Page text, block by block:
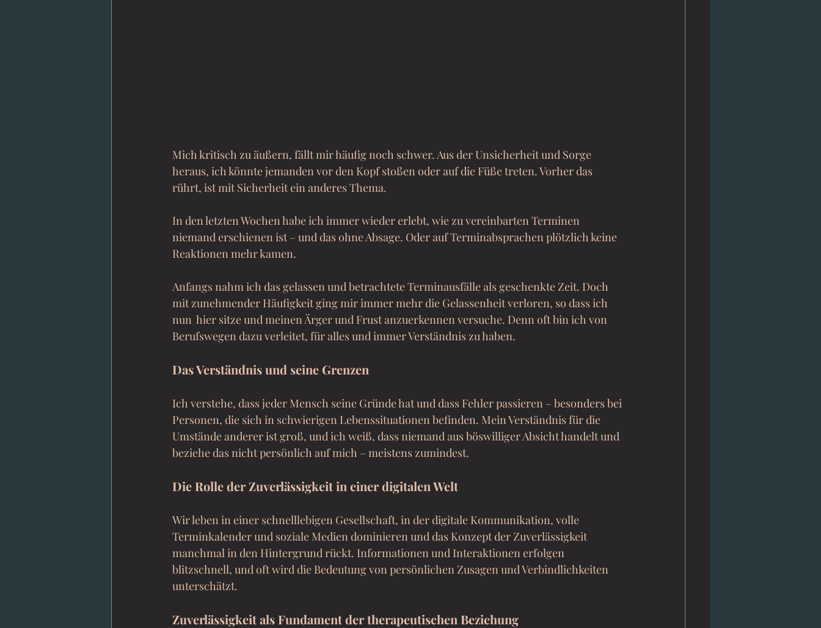
Mich kritisch zu äußern, fällt mir häufig noch schwer. Aus der Unsicherheit und Sorge
heraus, ich könnte jemanden vor den Kopf stoßen oder auf die Füße treten. Vorher das
rührt, ist mit Sicherheit ein anderes Thema.
In den letzten Wochen habe ich immer wieder erlebt, wie zu vereinbarten Terminen
niemand erschienen ist – und das ohne Absage. Oder auf Terminabsprachen plötzlich keine
Reaktionen mehr kamen.
Anfangs nahm ich das gelassen und betrachtete Terminausfälle als geschenkte Zeit. Doch
mit zunehmender Häufigkeit ging mir immer mehr die Gelassenheit verloren, so dass ich
nun  hier sitze und meinen Ärger und Frust anzuerkennen versuche. Denn oft bin ich von
Berufswegen dazu verleitet, für alles und immer Verständnis zu haben.
Das Verständnis und seine Grenzen
Ich verstehe, dass jeder Mensch seine Gründe hat und dass Fehler passieren – besonders bei
Personen, die sich in schwierigen Lebenssituationen befinden. Mein Verständnis für die
Umstände anderer ist groß, und ich weiß, dass niemand aus böswilliger Absicht handelt und
beziehe das nicht persönlich auf mich – meistens zumindest.
Die Rolle der Zuverlässigkeit in einer digitalen Welt
Wir leben in einer schnelllebigen Gesellschaft, in der digitale Kommunikation, volle
Terminkalender und soziale Medien dominieren und das Konzept der Zuverlässigkeit
manchmal in den Hintergrund rückt. Informationen und Interaktionen erfolgen
blitzschnell, und oft wird die Bedeutung von persönlichen Zusagen und Verbindlichkeiten
unterschätzt.
Zuverlässigkeit als Fundament der therapeutischen Beziehung